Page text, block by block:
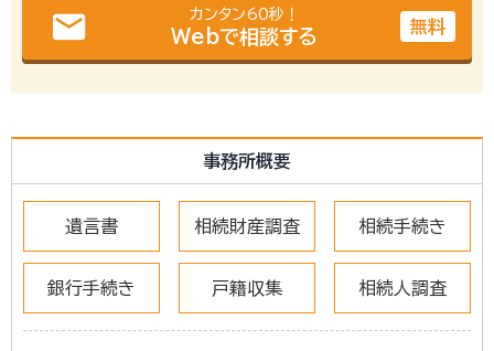
email カンタン60秒！
Webで相談する 無料
事務所概要
遺言書 相続財産調査 相続手続き
銀行手続き 戸籍収集 相続人調査